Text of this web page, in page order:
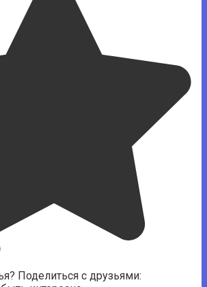
Поделиться с друзьями: